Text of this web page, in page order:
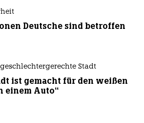
Deutsche sind betroffen
Stadt
ist gemacht für den weißen
einem Auto“